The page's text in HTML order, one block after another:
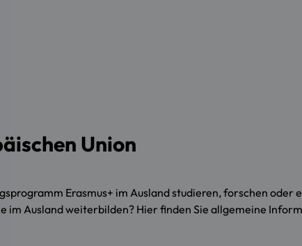
Union
Erasmus+ im Ausland studieren, forschen
im Ausland weiterbilden? Hier finden Sie allgemeine